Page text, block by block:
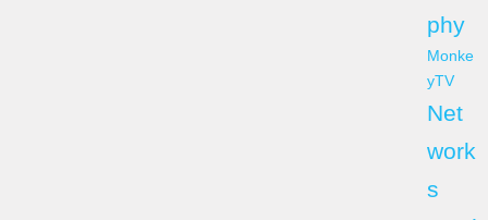
phy
Monke
yTV
Net
work
s